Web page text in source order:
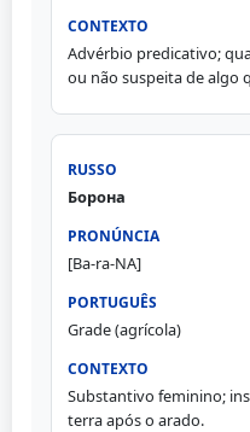
Advérbio predicativo;
ou não suspeita de algo
Борона
[Ba-ra-NA]
Grade (agrícola)
Substantivo feminino;
terra após o arado.